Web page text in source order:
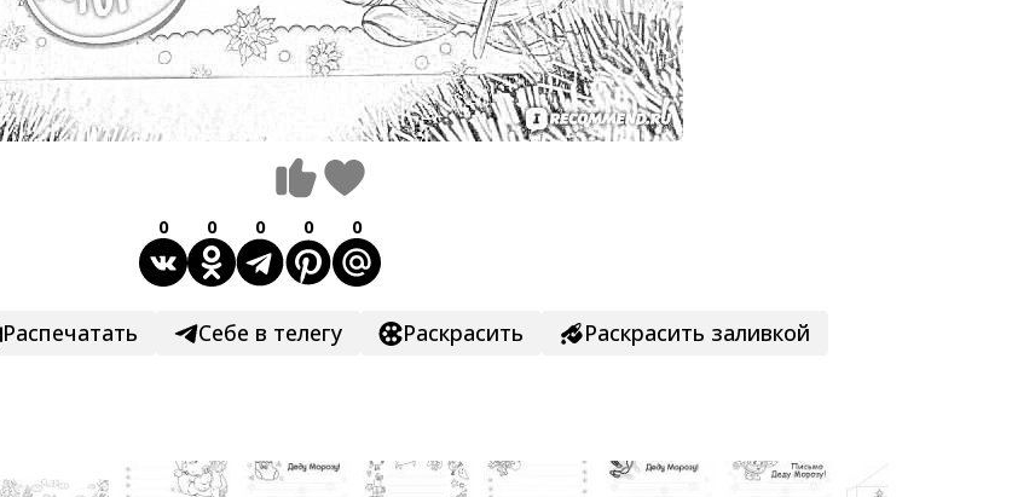
0 0 0 0 0
Распечатать Себе в телегу Раскрасить Раскрасить заливкой